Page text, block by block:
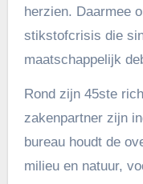
herzien. Daarmee
stikstofcrisis die
maatschappelijk
Rond zijn 45ste
zakenpartner zijn
bureau houdt de
milieu en natuur,